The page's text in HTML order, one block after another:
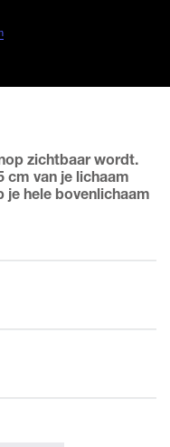
zichtbaar wordt.
cm van je lichaam
je hele bovenlichaam